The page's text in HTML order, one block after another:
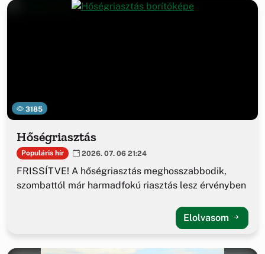
3185
Hőségriasztás
Populáris hír 2026. 07. 06 21:24
FRISSÍTVE! A hőségriasztás meghosszabbodik,
szombattól már harmadfokú riasztás lesz érvényben
Elolvasom